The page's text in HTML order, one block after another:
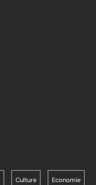
Culture Economie